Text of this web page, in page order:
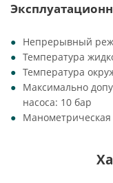
Непрерывный
Температура
Температура
Максимально
насоса: 10 бар